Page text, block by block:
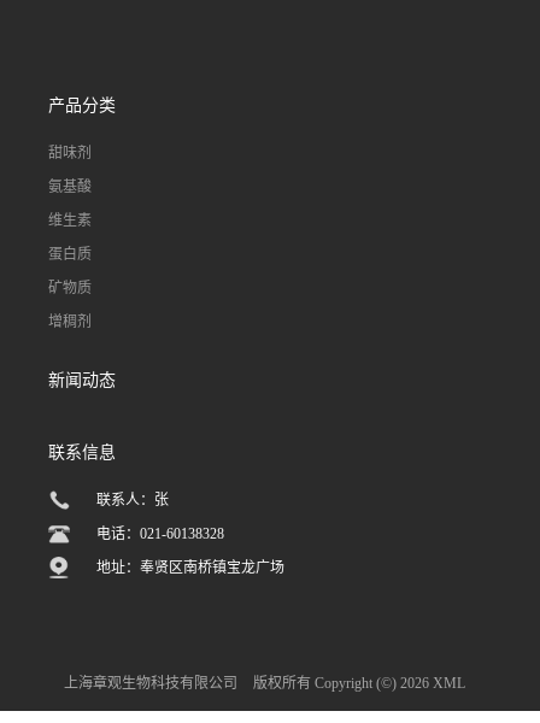
产品分类
甜味剂
氨基酸
维生素
蛋白质
矿物质
增稠剂
新闻动态
联系信息
联系人：张
电话：021-60138328
地址：奉贤区南桥镇宝龙广场
上海章观生物科技有限公司 版权所有 Copyright (©) 2026 XML